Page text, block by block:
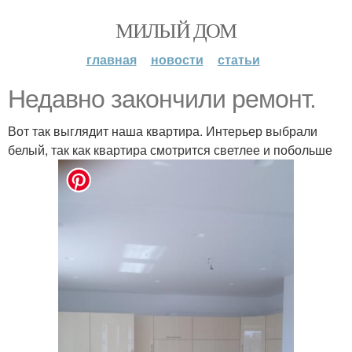
МИЛЫЙ ДОМ
главная новости статьи
Недавно закончили ремонт.
Вот так выглядит наша квартира. Интерьер выбрали
белый, так как квартира смотрится светлее и побольше